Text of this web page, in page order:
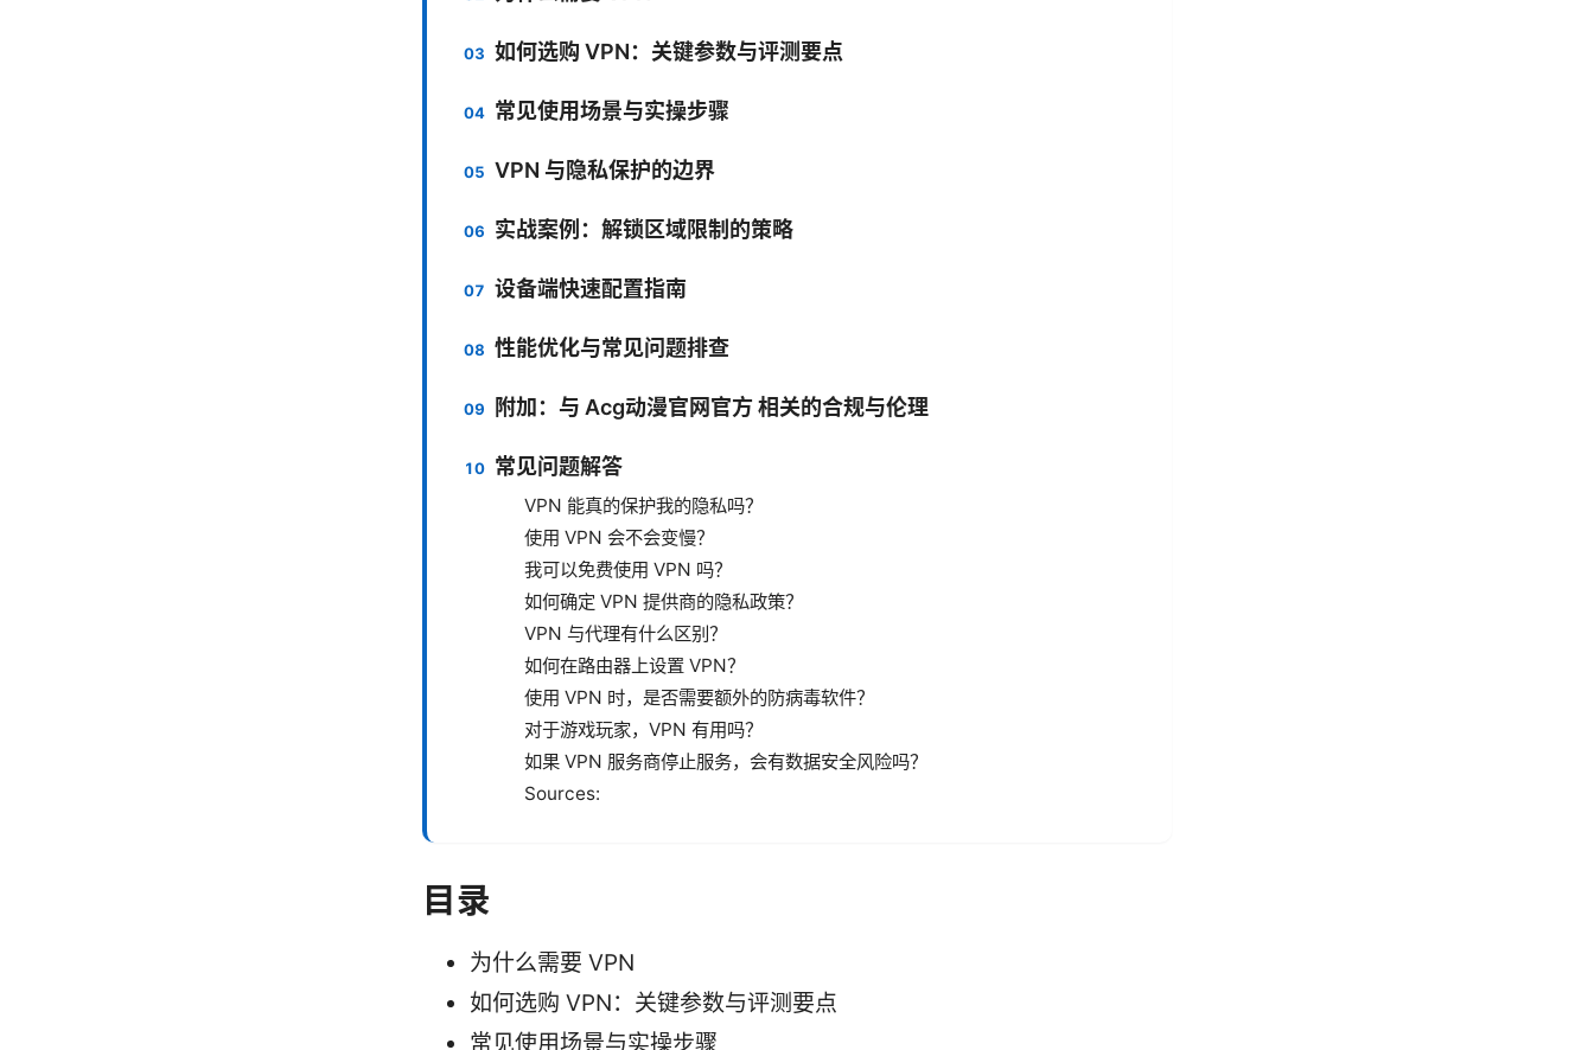
如何选购 VPN：关键参数与评测要点
常见使用场景与实操步骤
VPN 与隐私保护的边界
实战案例：解锁区域限制的策略
设备端快速配置指南
性能优化与常见问题排查
附加：与 Acg动漫官网官方 相关的合规与伦理
常见问题解答
VPN 能真的保护我的隐私吗？
使用 VPN 会不会变慢？
我可以免费使用 VPN 吗？
如何确定 VPN 提供商的隐私政策？
VPN 与代理有什么区别？
如何在路由器上设置 VPN？
使用 VPN 时，是否需要额外的防病毒软件？
对于游戏玩家，VPN 有用吗？
如果 VPN 服务商停止服务，会有数据安全风险吗？
Sources:
目录
为什么需要 VPN
如何选购 VPN：关键参数与评测要点
常见使用场景与实操步骤